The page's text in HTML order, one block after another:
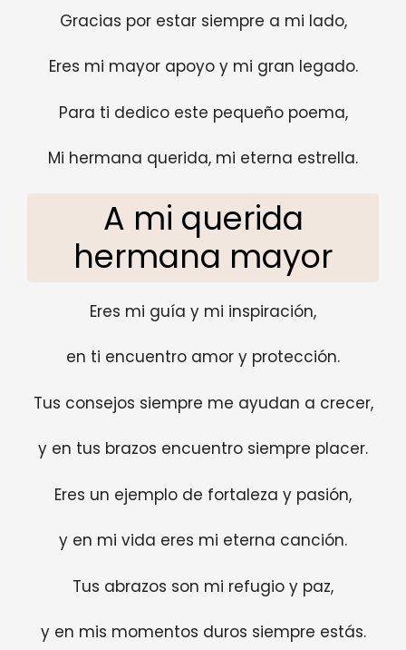
Gracias por estar siempre a mi lado,
Eres mi mayor apoyo y mi gran legado.
Para ti dedico este pequeño poema,
Mi hermana querida, mi eterna estrella.
A mi querida
hermana mayor
Eres mi guía y mi inspiración,
en ti encuentro amor y protección.
Tus consejos siempre me ayudan a crecer,
y en tus brazos encuentro siempre placer.
Eres un ejemplo de fortaleza y pasión,
y en mi vida eres mi eterna canción.
Tus abrazos son mi refugio y paz,
y en mis momentos duros siempre estás.